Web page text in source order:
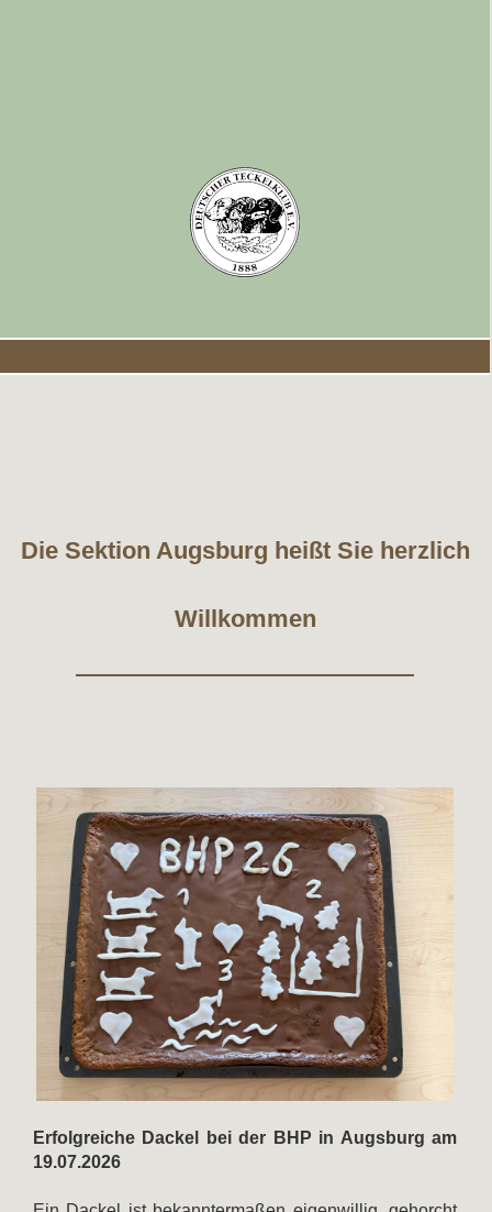
Die Sektion Augsburg heißt Sie herzlich
Willkommen
Erfolgreiche Dackel bei der BHP in Augsburg am
19.07.2026